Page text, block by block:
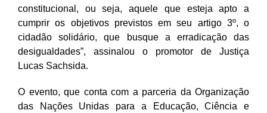
constitucional, ou seja, aquele que esteja apto a
cumprir os objetivos previstos em seu artigo 3º, o
cidadão solidário, que busque a erradicação das
desigualdades”, assinalou o promotor de Justiça
Lucas Sachsida.
O evento, que conta com a parceria da Organização
das Nações Unidas para a Educação, Ciência e